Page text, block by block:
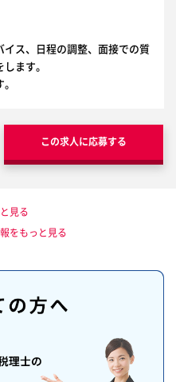
ス、日程の調整、面接での質
ます。
この求人に応募する
見る
をもっと見る